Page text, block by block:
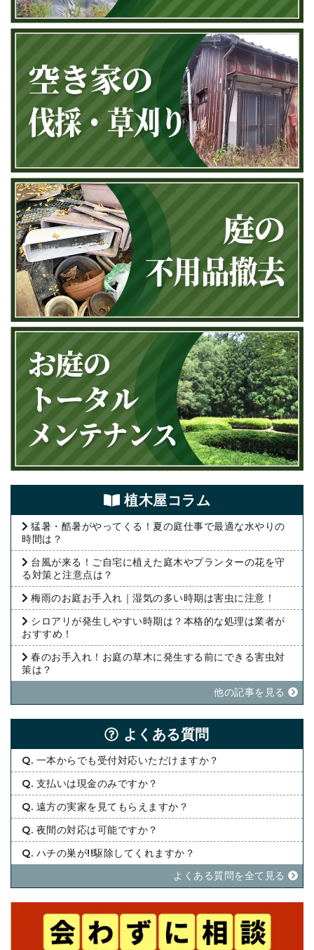
植⽊屋コラム
猛暑・酷暑がやってくる！夏の庭仕事で最適な水やりの
時間は？
台風が来る！ご自宅に植えた庭木やプランターの花を守
る対策と注意点は？
梅雨のお庭お手入れ｜湿気の多い時期は害虫に注意！
シロアリが発生しやすい時期は？本格的な処理は業者が
おすすめ！
春のお手入れ！お庭の草木に発生する前にできる害虫対
策は？
他の記事を⾒る
よくある質問
Q. 一本からでも受付対応いただけますか？
Q. 支払いは現金のみですか？
Q. 遠方の実家を見てもらえますか？
Q. 夜間の対応は可能ですか？
Q. ハチの巣が!!駆除してくれますか？
よくある質問を全て⾒る